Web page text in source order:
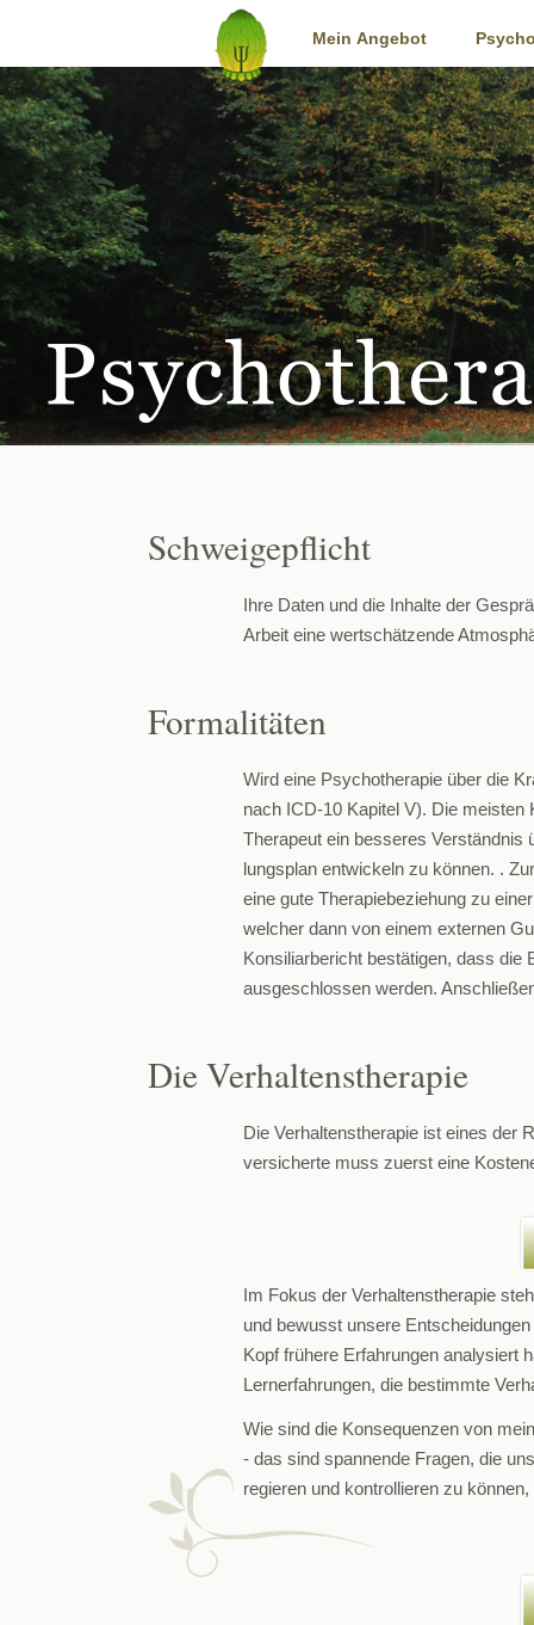
Schweigepflicht
Ihre Daten und die Inhalte der
Arbeit eine wertschätzende
Formalitäten
Wird eine Psychotherapie über die
nach ICD-10 Kapitel V). Die
Therapeut ein besseres Verständnis
lungsplan entwickeln zu können. .
eine gute Therapiebeziehung zu
welcher dann von einem externen
Konsiliarbericht bestätigen, dass
ausgeschlossen werden.
Die Verhaltenstherapie
Die Verhaltenstherapie ist eines der
versicherte muss zuerst eine
Im Fokus der Verhaltenstherapie
und bewusst unsere
Kopf frühere Erfahrungen analysiert
Lernerfahrungen, die bestimmte
Wie sind die Konsequenzen von
- das sind spannende Fragen, die
regieren und kontrollieren zu
Start Mein Angebot